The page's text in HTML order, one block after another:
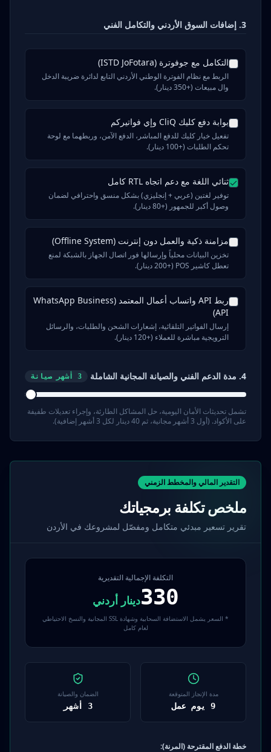
3. إضافات السوق الأردني والتكامل الفني
التكامل مع جوفوترة (ISTD JoFotara)
الربط مع نظام الفوترة الوطني الأردني التابع لدائرة ضريبة الدخل
وال مبيعات (+350 دينار).
بوابة دفع كليك CliQ وإي فواتيركم
تفعيل خيار كليك للدفع المباشر، الدفع الآمن، وربطهما مع لوحة
تحكم الطلبات (+100 دينار).
ثنائي اللغة مع دعم اتجاه RTL كامل
توفير لغتين (عربي + إنجليزي) بشكل منسق واحترافي لضمان
وصول أكبر للجمهور (+80 دينار).
مزامنة ذكية والعمل دون إنترنت (Offline System)
تخزين البيانات محلياً وإرسالها فور اتصال الجهاز بالشبكة لمنع
تعطل كاشير POS (+200 دينار).
ربط API واتساب أعمال المعتمد (WhatsApp Business
API)
إرسال الفواتير التلقائية، إشعارات الشحن والطلبات، والرسائل
الترويجية مباشرة للعملاء (+120 دينار).
4. مدة الدعم الفني والصيانة المجانية الشاملة 3 أشهر صيانة
تشمل تحديثات الأمان اليومية، حل المشاكل الطارئة، وإجراء تعديلات طفيفة
على الأكواد. (أول 3 أشهر مجانية، ثم 40 دينار لكل 3 أشهر إضافية).
التقدير المالي والمخطط الزمني
ملخص تكلفة برمجياتك
تقرير تسعير مبدئي متكامل ومفصّل لمشروعك في الأردن
التكلفة الإجمالية التقديرية
330دينار أردني
* السعر يشمل الاستضافة السحابية وشهادة SSL المجانية والنسخ الاحتياطي
لعام كامل
مدة الإنجاز المتوقعة
9 يوم عمل
الضمان والصيانة
3 أشهر
خطة الدفع المقترحة (المرنة):